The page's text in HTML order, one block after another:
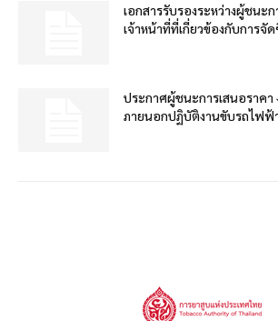
เอกสารรับรองระหว่างผู้ชนะ
เจ้าหน้าที่ที่เกี่ยวข้องกับการจั
ประกาศผู้ชนะการเสนอราคา
ภายนอกปฏิบัติงานขับรถไฟฟ้